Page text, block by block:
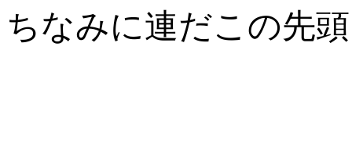
ちなみに連だこの先